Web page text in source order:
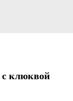
с клюквой